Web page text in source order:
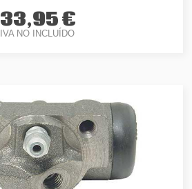
33,95 €
IVA NO INCLUÍDO